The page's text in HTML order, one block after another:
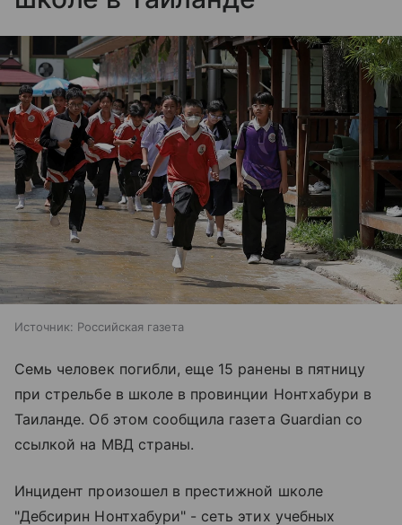
Источник: Российская газета
Семь человек погибли, еще 15 ранены в пятницу
при стрельбе в школе в провинции Нонтхабури в
Таиланде. Об этом сообщила газета Guardian со
ссылкой на МВД страны.
Инцидент произошел в престижной школе
"Дебсирин Нонтхабури" - сеть этих учебных